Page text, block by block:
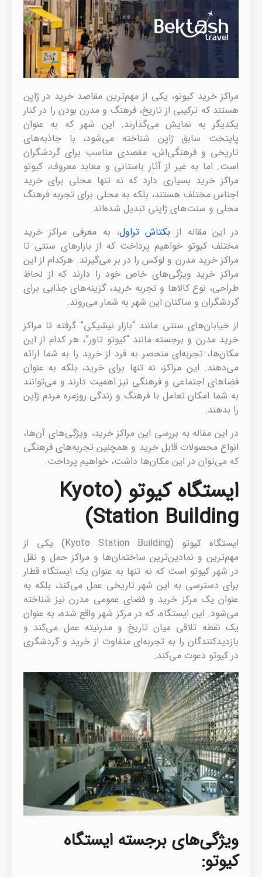
مراکز خرید کیوتو، یکی از مهم‌ترین مقاصد خرید در ژاپن
هستند که ترکیبی از تاریخ، فرهنگ و مدرن بودن را در کنار
یکدیگر به نمایش می‌گذارند. این شهر که به عنوان
پایتخت سابق ژاپن شناخته می‌شود، با جاذبه‌های
تاریخی و فرهنگی‌اش، مقصدی مناسب برای گردشگران
است. اما به غیر از آثار باستانی و معابد معروف، کیوتو
مراکز خرید بسیاری دارد که نه تنها محلی برای خرید
اجناس مختلف هستند، بلکه به محلی برای تجربه فرهنگ
محلی و سنت‌های ژاپنی تبدیل شده‌اند.
در این مقاله از بکتاش تراول، به معرفی مراکز خرید
مختلف کیوتو خواهیم پرداخت که از بازارهای سنتی تا
مراکز خرید مدرن و لوکس را در بر می‌گیرند. هرکدام از این
مراکز خرید ویژگی‌های خاص خود را دارند که از لحاظ
طراحی، نوع کالاها و تجربه خرید، گزینه‌های جذابی برای
گردشگران و ساکنان این شهر به شمار می‌روند.
از خیابان‌های سنتی مانند “بازار نیشیکی” گرفته تا مراکز
خرید مدرن و برجسته مانند “کیوتو تاور”، هر کدام از این
مکان‌ها، تجربه‌ای منحصر به فرد از خرید را به شما ارائه
می‌دهند. این مراکز، نه تنها برای خرید، بلکه به عنوان
فضاهای اجتماعی و فرهنگی نیز اهمیت دارند و می‌توانند
به شما امکان تعامل با فرهنگ و زندگی روزمره مردم ژاپن
را بدهند.
در این مقاله به بررسی این مراکز خرید، ویژگی‌های آن‌ها،
انواع محصولات قابل خرید و همچنین تجربه‌های فرهنگی
که می‌توان در این مکان‌ها داشت، خواهیم پرداخت.
ایستگاه کیوتو (Kyoto
Station Building)
ایستگاه کیوتو (Kyoto Station Building) یکی از
مهم‌ترین و نمادین‌ترین ساختمان‌ها و مراکز حمل و نقل
در شهر کیوتو است که نه تنها به عنوان یک ایستگاه قطار
برای دسترسی به این شهر تاریخی عمل می‌کند، بلکه به
عنوان یک مرکز خرید و فضای عمومی مدرن نیز شناخته
می‌شود. این ایستگاه، که در مرکز شهر واقع شده، به عنوان
یک نقطه تلاقی میان تاریخ و مدرنیته عمل می‌کند و
بازدیدکنندگان را به تجربه‌ای متفاوت از خرید و گردشگری
در کیوتو دعوت می‌کند.
ویژگی‌های برجسته ایستگاه
کیوتو: